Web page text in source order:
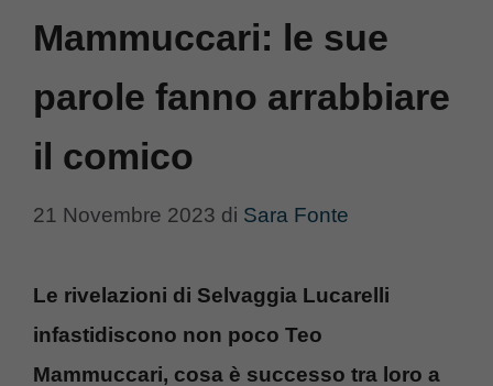
Mammuccari: le sue
parole fanno arrabbiare
il comico
21 Novembre 2023 di Sara Fonte
Le rivelazioni di Selvaggia Lucarelli
infastidiscono non poco Teo
Mammuccari, cosa è successo tra loro a